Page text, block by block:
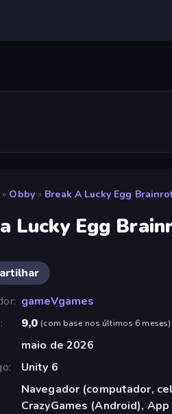
» Obby » Break A Lucky Egg
Lucky Egg
gameVgames
9,0 (com base nos últimos 6 meses)
maio de 2026
Unity 6
Navegador (computador,
CrazyGames (Android),